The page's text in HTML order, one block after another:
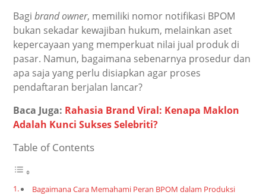
Bagibrand owner, memiliki nomor notifikasi BPOM
bukan sekadar kewajiban hukum, melainkan aset
kepercayaan yang memperkuat nilai jual produk di
pasar. Namun, bagaimana sebenarnya prosedur dan
apa saja yang perlu disiapkan agar proses
pendaftaran berjalan lancar?
Baca Juga: Rahasia Brand Viral: Kenapa Maklon
Adalah Kunci Sukses Selebriti?
Table of Contents
Bagaimana Cara Memahami Peran BPOM dalam Produksi